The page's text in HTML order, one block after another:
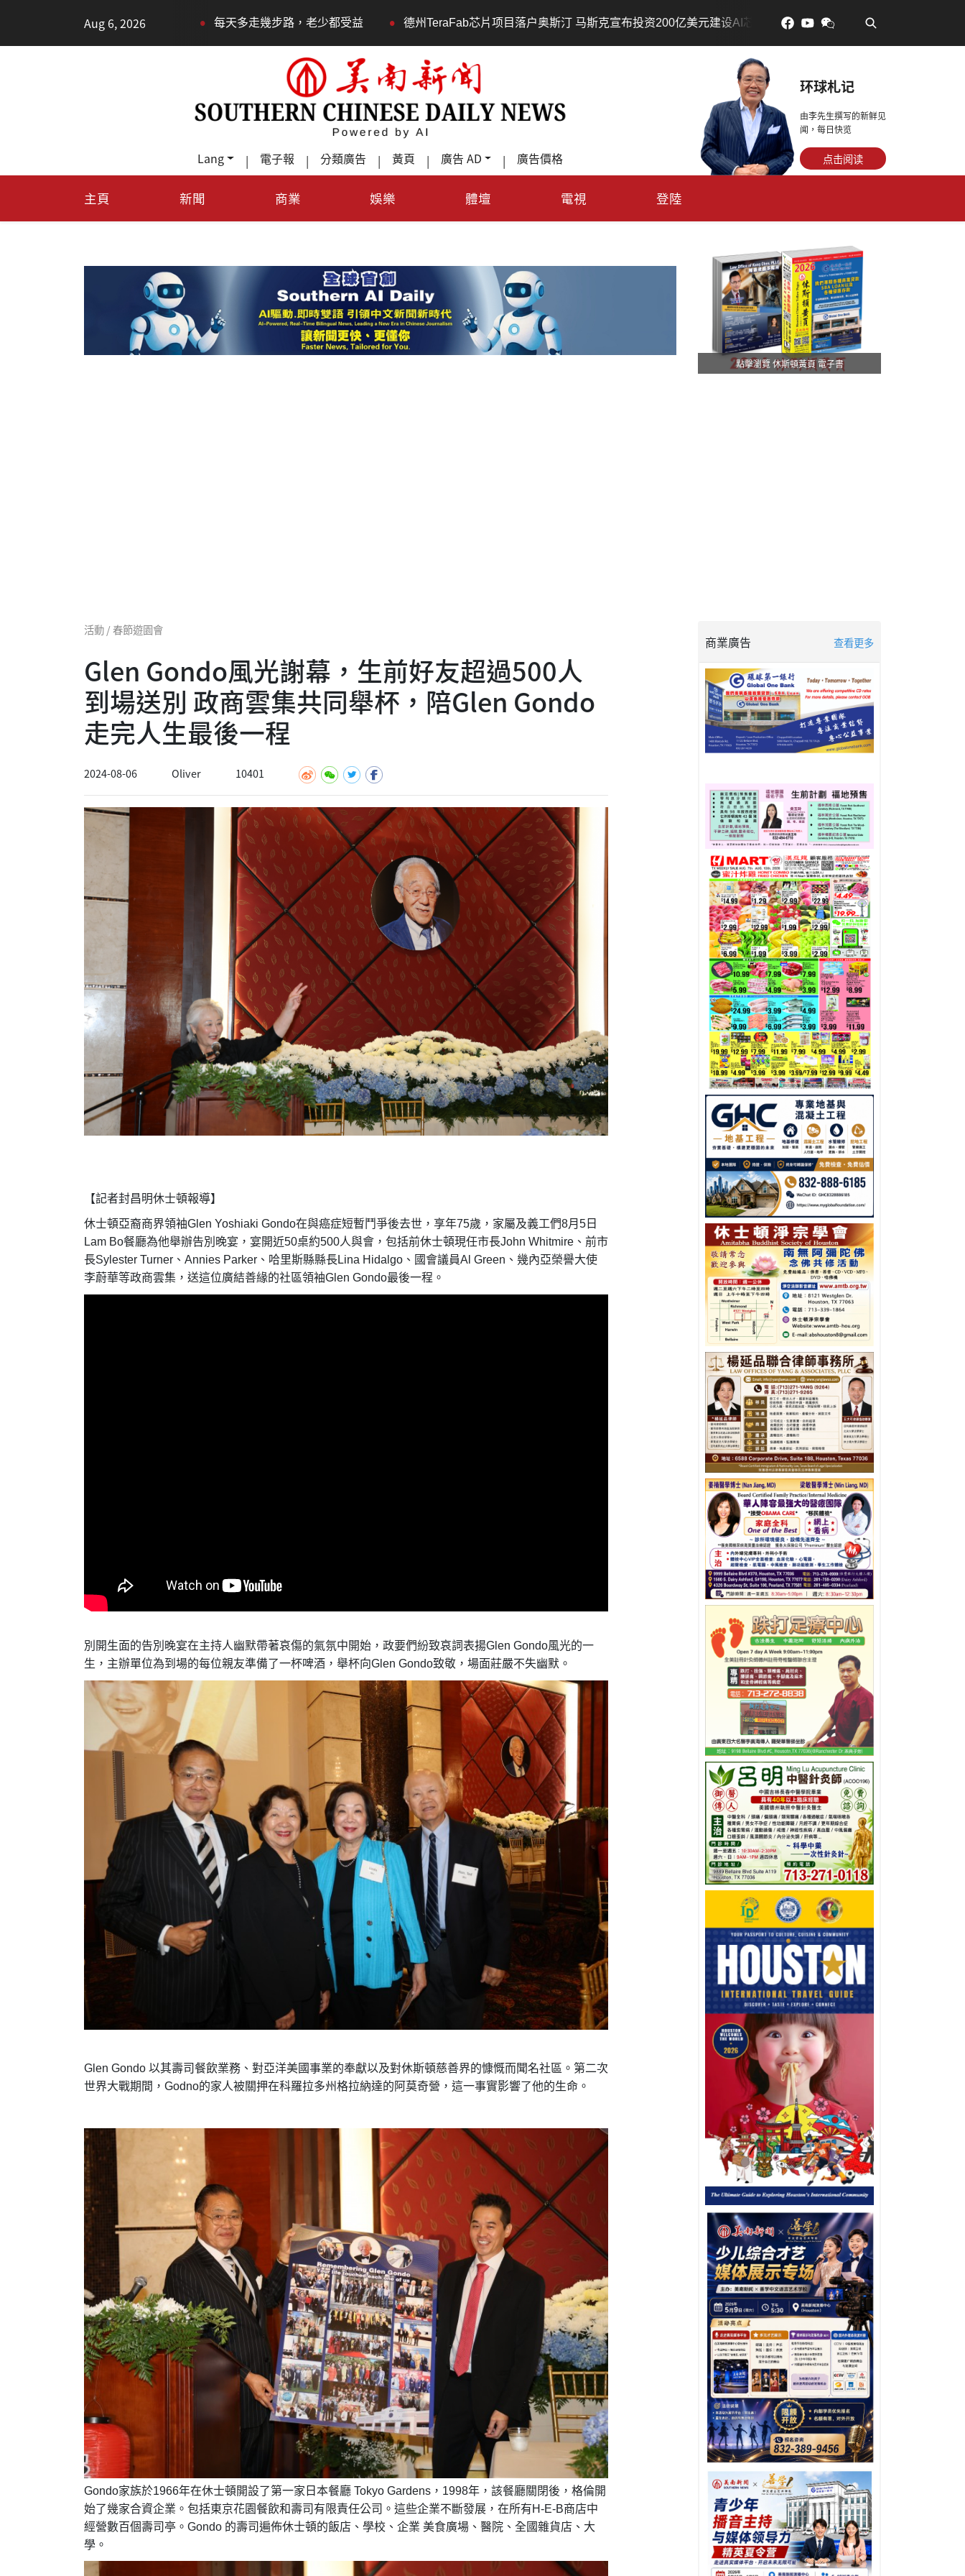
Aug 6, 2026
每天多走幾步路，老少都受益 • 德州TeraFab芯片项目落户奥斯汀 马斯克宣布投资200亿美元建设AI芯片制造基地 • 吃對了更年輕：花青素如何守住細胞、血管與大腦
Lang | 電子報 | 分類廣告 | 黃頁 | 廣告 AD | 廣告價格
环球札记
由李先生撰写的新鲜见
闻，每日快览
点击阅读
主頁 新聞 商業 娛樂 體壇 電視 登陸
點擊瀏覽 休斯頓黃頁 電子書
活動 / 春節遊園會
Glen Gondo風光謝幕，生前好友超過500人
到場送別 政商雲集共同舉杯，陪Glen Gondo
走完人生最後一程
2024-08-06 Oliver 10401
【記者封昌明休士頓報導】
休士頓亞裔商界領袖Glen Yoshiaki Gondo在與癌症短暫鬥爭後去世，享年75歲，家屬及義工們8月 5 日
Lam Bo餐廳為他舉辦告別晚宴，宴開近50桌約500人與會，包括前休士頓現任市長John Whitmire 、前市
長Sylester Turner 、 Annies Parker 、哈里斯縣縣長Lina Hidalgo 、國會議員Al Green 、幾內亞榮譽大使
李蔚華等政商雲集，送這位廣結善緣的社區領袖Glen Gondo最後一程。
別開生面的告別晚宴在主持人幽默帶著哀傷的氣氛中開始，政要們紛致哀詞表揚Glen Gondo風光的一
生，主辦單位為到場的每位親友準備了一杯啤酒，舉杯向Glen Gondo致敬，場面莊嚴不失幽默。
Glen Gondo 以其壽司餐飲業務、對亞洋美國事業的奉獻以及對休斯頓慈善界的慷慨而聞名社區。第二次
世界大戰期間， Godno的家人被關押在科羅拉多州格拉納達的阿莫奇營，這一事實影響了他的生命。
Gondo家族於1966年在休士頓開設了第一家日本餐廳 Tokyo Gardens ， 1998年，該餐廳關閉後，格倫開
始了幾家合資企業。包括東京花園餐飲和壽司有限責任公司。這些企業不斷發展，在所有H-E-B商店中
經營數百個壽司亭。 Gondo 的壽司遍佈休士頓的飯店、學校、企業 美食廣場、醫院、全國雜貨店、大
學。
商業廣告 查看更多